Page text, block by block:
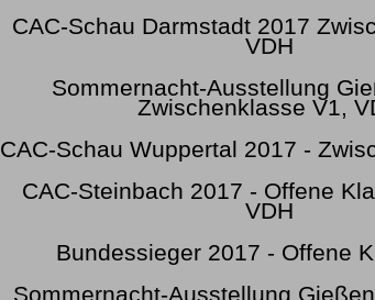
CAC-Schau Darmstadt 2017
VDH
Sommernacht-Ausstellung
Zwischenklasse V1,
CAC-Schau Wuppertal 2017 -
CAC-Steinbach 2017 - Offene
VDH
Bundessieger 2017 - Offene